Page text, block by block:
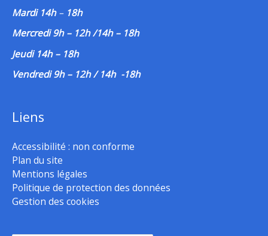
Mardi 14h– 18h
Mercredi 9h – 12h /14h – 18h
Jeudi 14h – 18h
Vendredi 9h – 12h / 14h -18h
Liens
Accessibilité : non conforme
Plan du site
Mentions légales
Politique de protection des données
Gestion des cookies